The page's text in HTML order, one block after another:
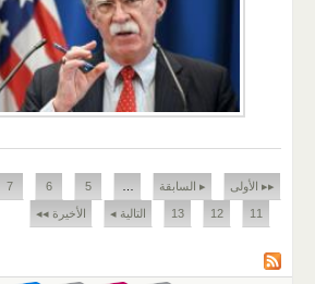
الصفحات
▸▸ الأولى ▸ السابقة 5
6
7
11
12
13 التالية ◂ الأخيرة ◂◂